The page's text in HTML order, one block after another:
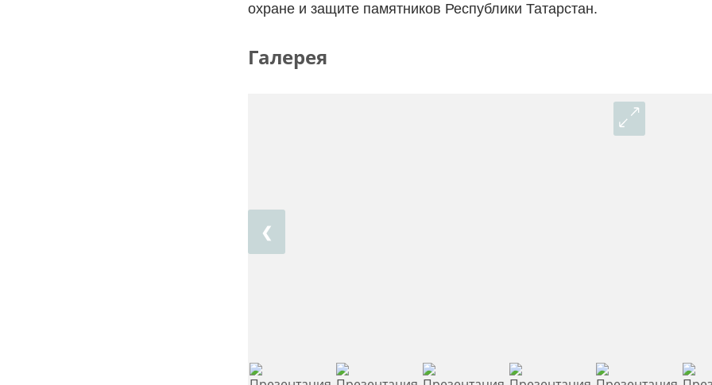
охране и защите памятников Республики Татарстан.
Галерея
❮